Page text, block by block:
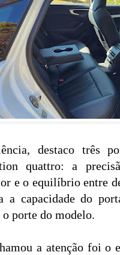
destaco três
quattro: a
e o equilíbrio entre
a capacidade do
o porte do modelo.
a atenção foi o